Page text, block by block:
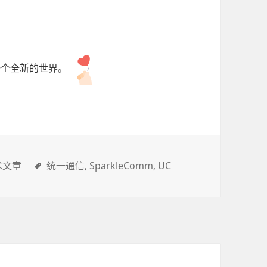
全新的世界。
章 统一通信 SparkleComm UC